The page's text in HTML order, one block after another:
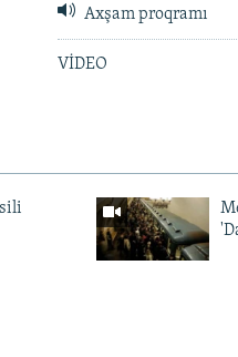
Axşam proqramı
VİDEO